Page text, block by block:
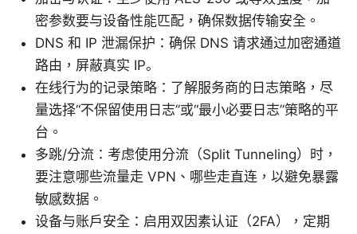
密参数要与设备性能匹配，确保数据传输安全。
DNS 和 IP 泄漏保护：确保 DNS 请求通过加密通道
路由，屏蔽真实 IP。
在线行为的记录策略：了解服务商的日志策略，尽
量选择“不保留使用日志”或“最小必要日志”策略的平
台。
多跳/分流：考虑使用分流（Split Tunneling）时，
要注意哪些流量走 VPN、哪些走直连，以避免暴露
敏感数据。
设备与账户安全：启用双因素认证（2FA），定期